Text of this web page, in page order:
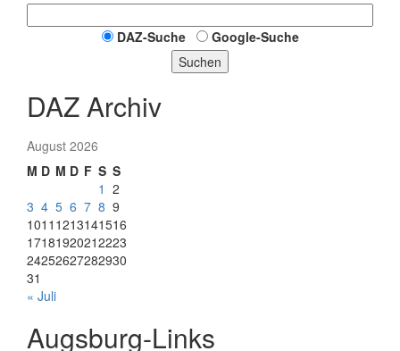
DAZ-Suche
Google-Suche
Suchen
DAZ Archiv
August 2026
M D M D F S S
1 2
3 4 5 6 7 8 9
1011 1213141516
17181920212223
24252627282930
31
« Juli
Augsburg-Links